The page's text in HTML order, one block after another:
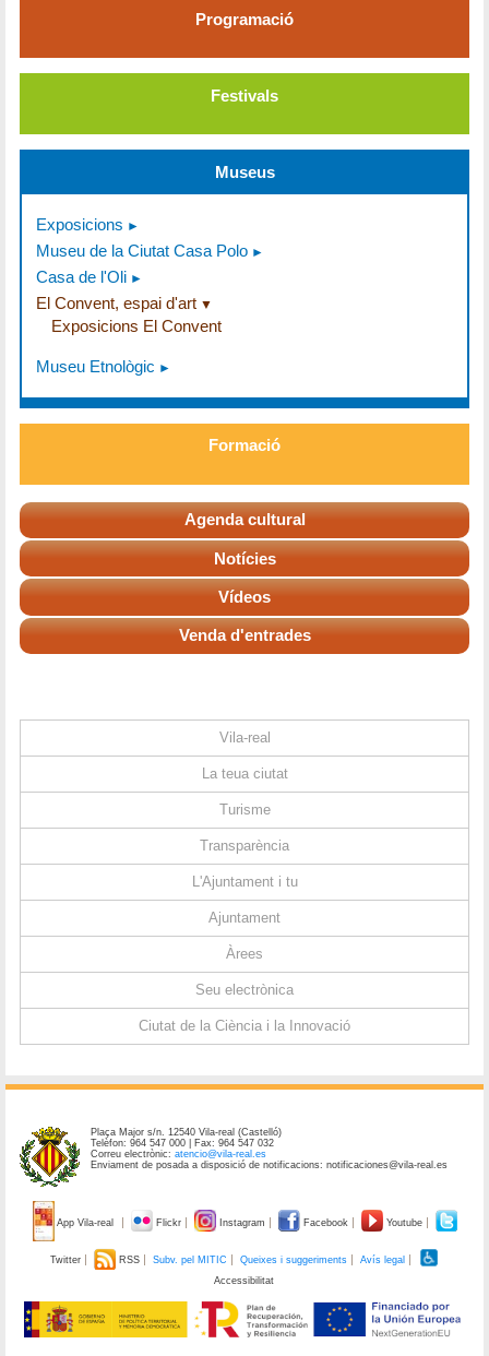
Programació
Festivals
Museus
Exposicions
Museu de la Ciutat Casa Polo
Casa de l'Oli
El Convent, espai d'art
Exposicions El Convent
Museu Etnològic
Formació
Agenda cultural
Notícies
Vídeos
Venda d'entrades
Vila-real
La teua ciutat
Turisme
Transparència
L'Ajuntament i tu
Ajuntament
Àrees
Seu electrònica
Ciutat de la Ciència i la Innovació
Plaça Major s/n. 12540 Vila-real (Castelló)
Telèfon: 964 547 000 | Fax: 964 547 032
Correu electrònic:atencio@vila-real.es
Enviament de posada a disposició de notificacions: notificaciones@vila-real.es
App Vila-real Flickr Instagram Facebook Youtube
Twitter RSS Subv. pel MITIC Queixes i suggeriments
Avís legal
Accessibilitat